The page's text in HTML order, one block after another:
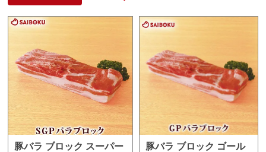
豚バラ ブロック スーパー
豚バラ ブロック ゴール